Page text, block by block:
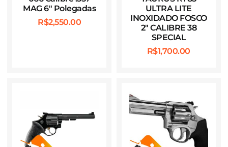
MAG 6″ Polegadas
R$2,550.00
ULTRA LITE
INOXIDADO FOSCO
2″ CALIBRE 38
SPECIAL
R$1,700.00